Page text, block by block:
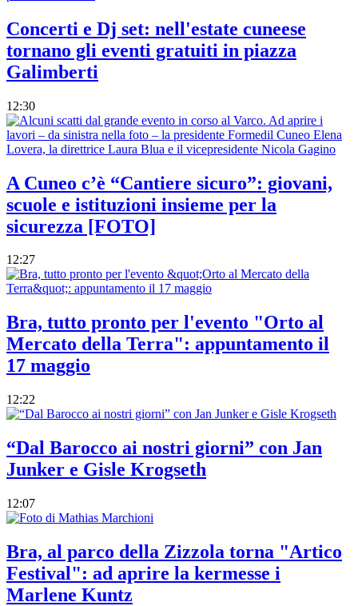
Concerti e Dj set: nell'estate cuneese
tornano gli eventi gratuiti in piazza
Galimberti
12:30
A Cuneo c’è “Cantiere sicuro”: giovani,
scuole e istituzioni insieme per la
sicurezza [FOTO]
12:27
Bra, tutto pronto per l'evento "Orto al
Mercato della Terra": appuntamento il
17 maggio
12:22
“Dal Barocco ai nostri giorni” con Jan
Junker e Gisle Krogseth
12:07
Bra, al parco della Zizzola torna "Artico
Festival": ad aprire la kermesse i
Marlene Kuntz